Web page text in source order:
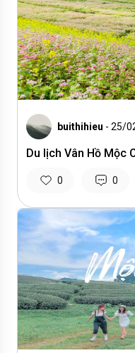
buithihieu - 25/
Du lịch Vân Hồ Mộc
0 0